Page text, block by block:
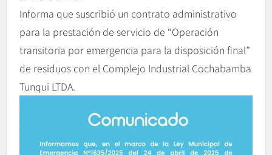
Informa que suscribió un contrato administrativo
para la prestación de servicio de “Operación
transitoria por emergencia para la disposición final”
de residuos con el Complejo Industrial Cochabamba
Tunqui LTDA.